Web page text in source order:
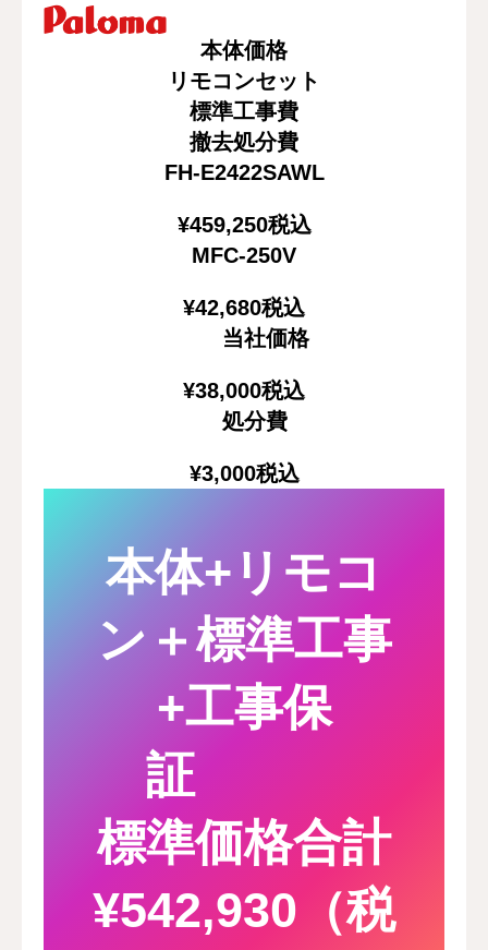
本体価格
リモコンセット
標準工事費
撤去処分費
FH-E2422SAWL
¥459,250税込
MFC-250V
¥42,680税込
当社価格
¥38,000税込
処分費
¥3,000税込
本体+リモコ
ン＋標準工事
+工事保
証
標準価格合計
¥542,930（税